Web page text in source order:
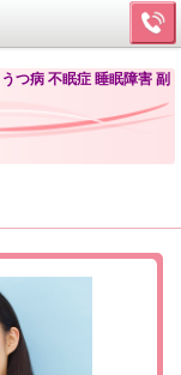
つ病 不眠症 睡眠障害 副